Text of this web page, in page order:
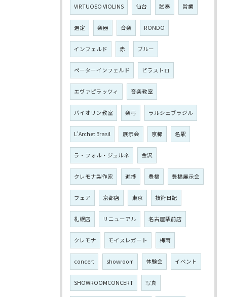
VIRTUOSO VIOLINS 仙台 試奏 営業
選定 楽器 音楽 RONDO
インフェルド 赤 ブルー
ペーターインフェルド ピラストロ
エヴァピラッツィ 音楽教室
バイオリン教室 楽弓 ラルシェブラジル
L'Archet Brasil 展示会 京都 名駅
ラ・フォル・ジュルネ 金沢
クレモナ製作家 進捗 豊橋 豊橋展示会
フェア 京都店 東京 技術日記
札幌店 リニューアル 名古屋駅前店
クレモナ モイスレガート 梅雨
concert showroom 体験会 イベント
SHOWROOMCONCERT 写真